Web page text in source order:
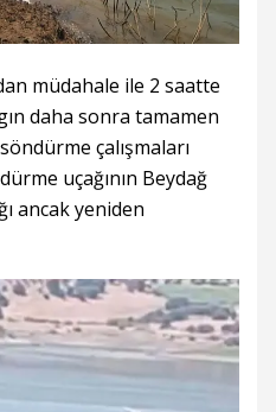
müdahale ile 2 saatte
daha sonra tamamen
çalışmaları
uçağının Beydağ
ancak yeniden